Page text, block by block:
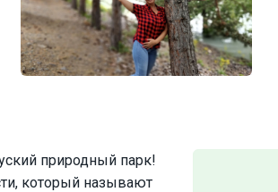
природный парк!
который называют